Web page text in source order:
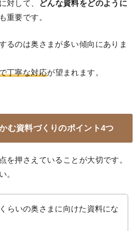
対して、
どんな資料をどのように
重要です。
るのは奥さまが多い傾向にありま
丁寧な対応が望まれます。
む資料づくりのポイント4つ
を押さえていることが大切です。
。
らいの奥さまに向けた資料にな